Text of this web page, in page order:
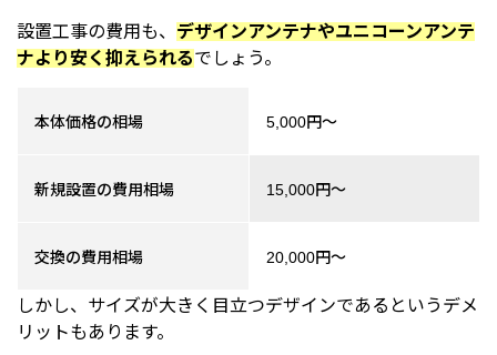
設置工事の費用も、 デザインアンテナやユニコーンアンテ
ナより安く抑えられるでしょう。
本体価格の相場 5,000円～
新規設置の費用相場 15,000円～
交換の費用相場 20,000円～
しかし、サイズが大きく目立つデザインであるというデメ
リットもあります。